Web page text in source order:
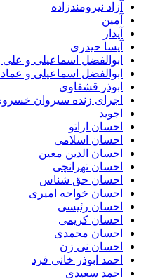
آزاد نیرومندزاده
آمین
آیدار
آیسا حیدری
ابوالفضل اسماعیلی و علی براتی
ابوالفضل اسماعیلی و عماد
ابوذر قشقاوی
اجرای زنده سیروان خسروی
اجوید
احسان اراتو
احسان اسلامی
احسان الدین معین
احسان تهرانچی
احسان حق شناس
احسان خواجه امیری
احسان رئیسی
احسان کریمی
احسان محمدی
احسان نی زن
احمد ابوذر خانی فرد
احمد سعیدی